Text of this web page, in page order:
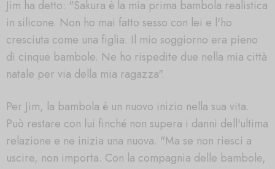
Jim ha detto: "Sakura è la mia prima bambola realistica
in silicone. Non ho mai fatto sesso con lei e l'ho
cresciuta come una figlia. Il mio soggiorno era pieno
di cinque bambole. Ne ho rispedite due nella mia città
natale per via della mia ragazza".
Per Jim, la bambola è un nuovo inizio nella sua vita.
Può restare con lui finché non supera i danni dell'ultima
relazione e ne inizia una nuova. "Ma se non riesci a
uscire, non importa. Con la compagnia delle bambole,